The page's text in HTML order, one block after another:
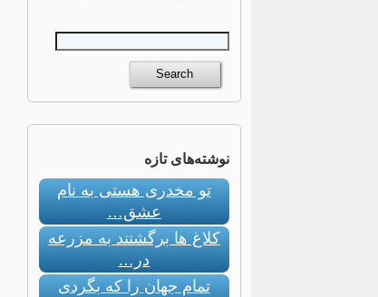
نوشته‌های تازه
تو مخدری هستی به نام
عشق…
کلاغ ها برگشتند به مزرعه
در…
تمام جهان را که بگردی